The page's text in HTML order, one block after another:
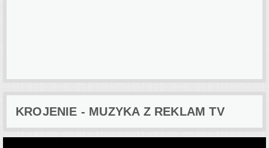
KROJENIE - MUZYKA Z REKLAM TV